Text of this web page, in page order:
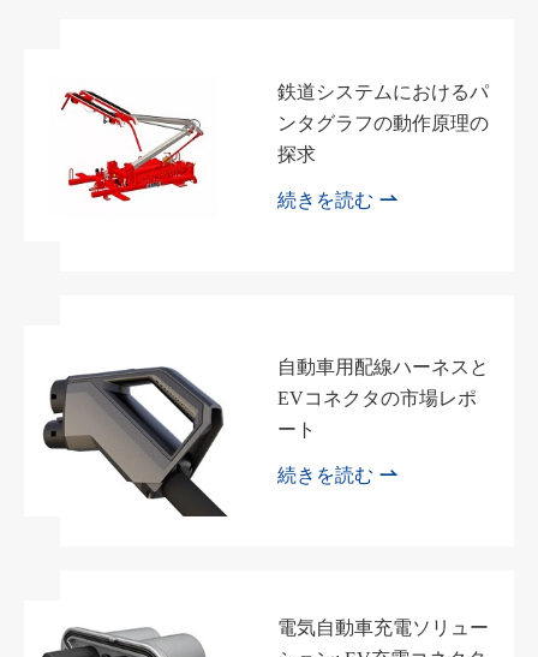
鉄道システムにおけるパ
ンタグラフの動作原理の
探求
続きを読む 
自動車用配線ハーネスと
EVコネクタの市場レポ
ート
続きを読む 
電気自動車充電ソリュー